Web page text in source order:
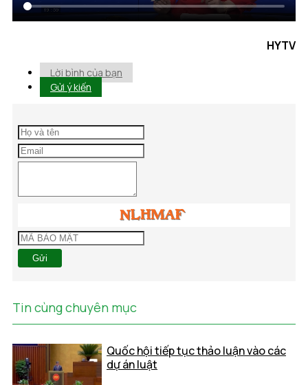
HYTV
Lời bình của bạn
Gửi ý kiến
Gửi
Tin cùng chuyên mục
Quốc hội tiếp tục thảo luận vào các
dự án luật